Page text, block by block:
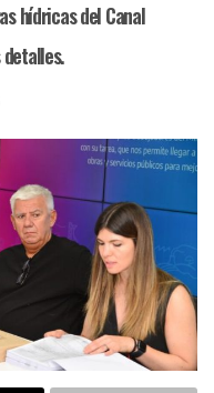
hídricas del Canal
detalles.